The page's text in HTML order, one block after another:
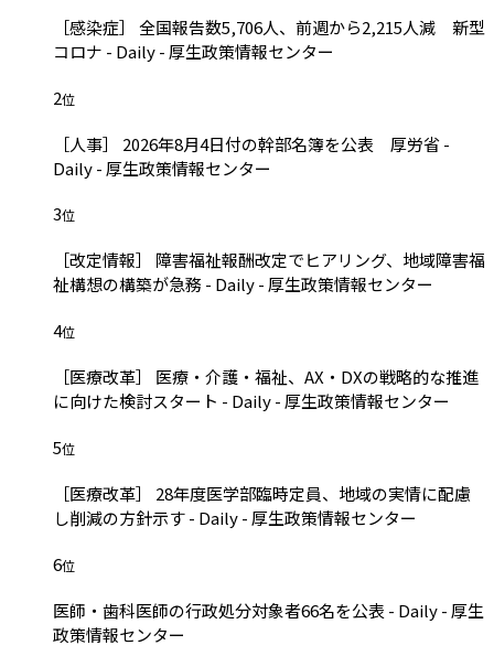
［感染症］ 全国報告数5,706人、前週から2,215人減 新型
コロナ - Daily - 厚生政策情報センター
2位
［人事］ 2026年8月4日付の幹部名簿を公表 厚労省 -
Daily - 厚生政策情報センター
3位
［改定情報］ 障害福祉報酬改定でヒアリング、地域障害福
祉構想の構築が急務 - Daily - 厚生政策情報センター
4位
［医療改革］ 医療・介護・福祉、AX・DXの戦略的な推進
に向けた検討スタート - Daily - 厚生政策情報センター
5位
［医療改革］ 28年度医学部臨時定員、地域の実情に配慮
し削減の方針示す - Daily - 厚生政策情報センター
6位
医師・歯科医師の行政処分対象者66名を公表 - Daily - 厚生
政策情報センター